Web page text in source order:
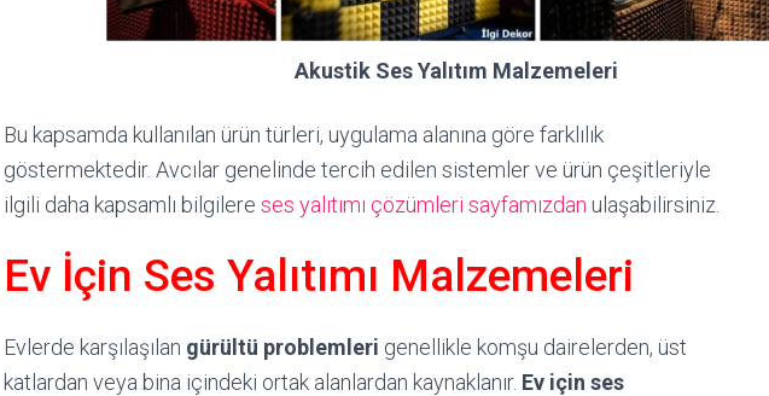
Akustik Ses Yalıtım Malzemeleri
Bu kapsamda kullanılan ürün türleri, uygulama alanına göre farklılık
göstermektedir. Avcılar genelinde tercih edilen sistemler ve ürün çeşitleriyle
ilgili daha kapsamlı bilgilere ses yalıtımı çözümleri sayfamızdan ulaşabilirsiniz.
Ev İçin Ses Yalıtımı Malzemeleri
Evlerde karşılaşılan gürültü problemleri genellikle komşu dairelerden, üst
katlardan veya bina içindeki ortak alanlardan kaynaklanır. Ev için ses